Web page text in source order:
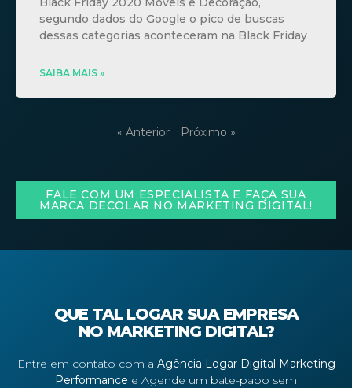
segundo dados do Google o pico de buscas
dessas categorias aconteceram na Black Friday
SAIBA MAIS »
« Anterior Próximo »
FALE COM UM ESPECIALISTA E FAÇA SUA
MARCA DECOLAR NO MARKETING DIGITAL!
QUE TAL LOGAR SUA EMPRESA
NO MARKETING DIGITAL?
Entre em contato com a Agência Logar Digital Marketing
Performance e Agende um bate-papo sem